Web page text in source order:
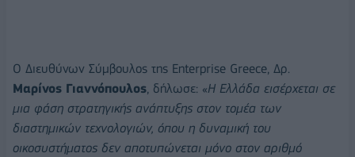
Ο Διευθύνων Σύμβουλος της Enterprise Greece, Δρ.
Μαρίνος Γιαννόπουλος, δήλωσε: «Η Ελλάδα εισέρχεται σε
μια φάση στρατηγικής ανάπτυξης στον τομέα των
διαστημικών τεχνολογιών, όπου η δυναμική του
οικοσυστήματος δεν αποτυπώνεται μόνο στον αριθμό